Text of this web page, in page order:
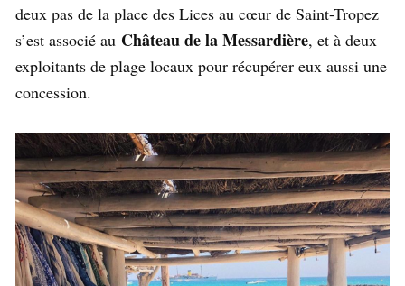
deux pas de la place des Lices au cœur de Saint-Tropez
s’est associé au Château de la Messardière, et à deux
exploitants de plage locaux pour récupérer eux aussi une
concession.